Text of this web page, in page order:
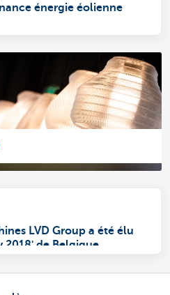
énergie éolienne
LVD Group a été élu
2018' de Belgique